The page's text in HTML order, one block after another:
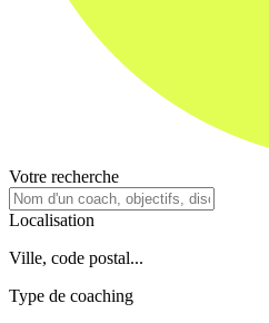
Votre recherche
Localisation
Ville, code postal...
Type de coaching